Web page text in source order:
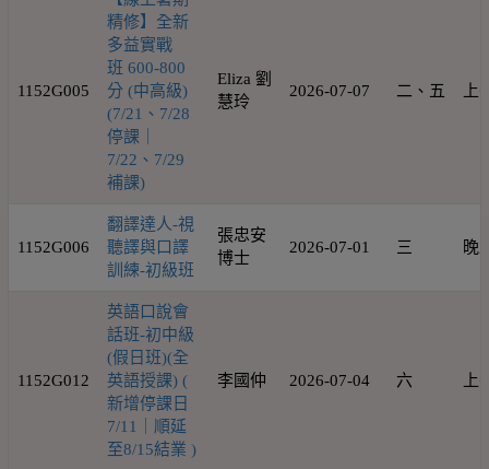
1152G005
精修】全新
多益實戰
班 600-800
分 (中高級)
(7/21、7/28
停課｜
7/22、7/29
補課)
Eliza 劉
慧玲
2026-07-07 二、五 上
1152G006
翻譯達人-視
聽譯與口譯
訓練-初級班
張忠安
博士
2026-07-01 三 晚
1152G012
英語口說會
話班-初中級
(假日班)(全
英語授課) (
新增停課日
7/11｜順延
至8/15結業 )
李國仲 2026-07-04 六 上